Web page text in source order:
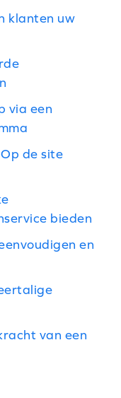
klanten uw
via een
de site
bieden
en
van een